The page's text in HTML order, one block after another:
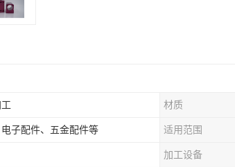
材质
子配件、五金配件等 适用范围
加工设备